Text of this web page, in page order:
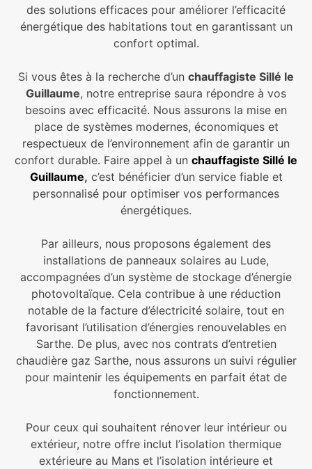
des solutions efficaces pour améliorer l’efficacité
énergétique des habitations tout en garantissant un
confort optimal.
Si vous êtes à la recherche d’un chauffagiste Sillé le
Guillaume, notre entreprise saura répondre à vos
besoins avec efficacité. Nous assurons la mise en
place de systèmes modernes, économiques et
respectueux de l’environnement afin de garantir un
confort durable. Faire appel à un chauffagiste Sillé le
Guillaume, c’est bénéficier d’un service fiable et
personnalisé pour optimiser vos performances
énergétiques.
Par ailleurs, nous proposons également des
installations de panneaux solaires au Lude,
accompagnées d’un système de stockage d’énergie
photovoltaïque. Cela contribue à une réduction
notable de la facture d’électricité solaire, tout en
favorisant l’utilisation d’énergies renouvelables en
Sarthe. De plus, avec nos contrats d’entretien
chaudière gaz Sarthe, nous assurons un suivi régulier
pour maintenir les équipements en parfait état de
fonctionnement.
Pour ceux qui souhaitent rénover leur intérieur ou
extérieur, notre offre inclut l’isolation thermique
extérieure au Mans et l’isolation intérieure et